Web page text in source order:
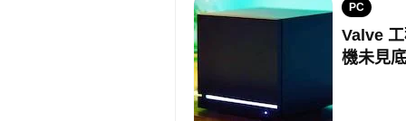
PC
Valve
機未見底